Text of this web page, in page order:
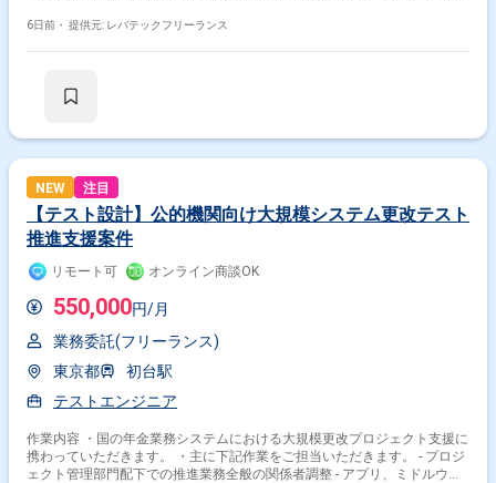
6日前・ 提供元: レバテックフリーランス
NEW 注目
【テスト設計】公的機関向け大規模システム更改テスト
推進支援案件
リモート可 オンライン商談OK
550,000円/月
業務委託(フリーランス)
東京都
初台駅
テストエンジニア
作業内容 ・国の年金業務システムにおける大規模更改プロジェクト支援に
携わっていただきます。 ・主に下記作業をご担当いただきます。 - プロジ
ェクト管理部門配下での推進業務全般の関係者調整 - アプリ、ミドルウェ